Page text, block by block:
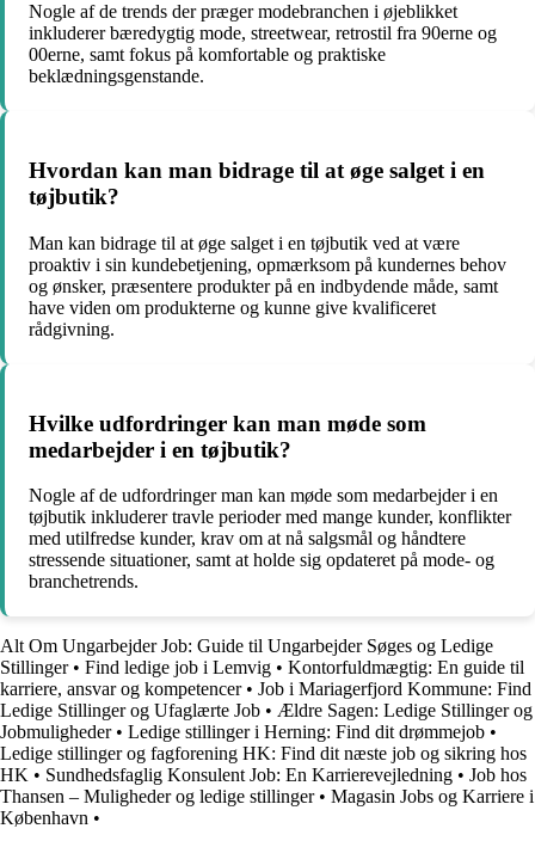
Nogle af de trends der præger modebranchen i øjeblikket
inkluderer bæredygtig mode, streetwear, retrostil fra 90erne og
00erne, samt fokus på komfortable og praktiske
beklædningsgenstande.
Hvordan kan man bidrage til at øge salget i en
tøjbutik?
Man kan bidrage til at øge salget i en tøjbutik ved at være
proaktiv i sin kundebetjening, opmærksom på kundernes behov
og ønsker, præsentere produkter på en indbydende måde, samt
have viden om produkterne og kunne give kvalificeret
rådgivning.
Hvilke udfordringer kan man møde som
medarbejder i en tøjbutik?
Nogle af de udfordringer man kan møde som medarbejder i en
tøjbutik inkluderer travle perioder med mange kunder, konflikter
med utilfredse kunder, krav om at nå salgsmål og håndtere
stressende situationer, samt at holde sig opdateret på mode- og
branchetrends.
Alt Om Ungarbejder Job: Guide til Ungarbejder Søges og Ledige
Stillinger• Find ledige job i Lemvig • Kontorfuldmægtig: En guide til
karriere, ansvar og kompetencer• Job i Mariagerfjord Kommune: Find
Ledige Stillinger og Ufaglærte Job • Ældre Sagen: Ledige Stillinger og
Jobmuligheder• Ledige stillinger i Herning: Find dit drømmejob •
Ledige stillinger og fagforening HK: Find dit næste job og sikring hos
HK • Sundhedsfaglig Konsulent Job: En Karrierevejledning • Job hos
Thansen – Muligheder og ledige stillinger• Magasin Jobs og Karriere i
København •